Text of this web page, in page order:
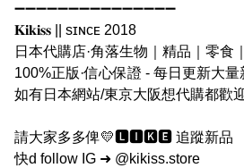
➖➖➖➖➖➖➖➖➖➖➖➖➖➖➖
𝐊𝐢𝐤𝐢𝐬𝐬 || sɪɴᴄᴇ 2018
日本代購店·角落生物｜精品｜零食
100%正版·信心保證 - 每日更新大量
如有日本網站/東京大阪想代購都歡
請大家多多俾💛🅻🅸🅺🅴 追蹤新品
快d follow IG ➜ @kikiss.store